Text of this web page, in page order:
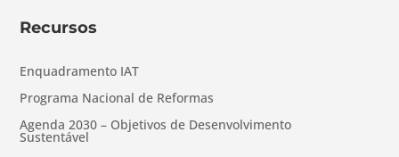
Recursos
Enquadramento IAT
Programa Nacional de Reformas
Agenda 2030 – Objetivos de Desenvolvimento
Sustentável